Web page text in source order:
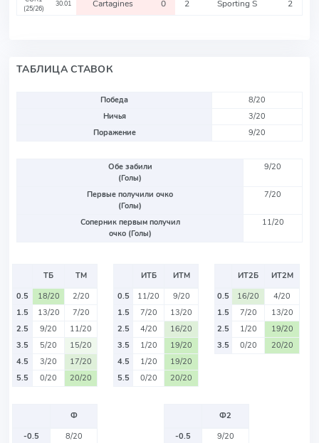
(25/26)
30.01 Cartagines 0 2 Sporting S 2
ТАБЛИЦА СТАВОК
Победа
8/20
Ничья
3/20
Поражение
9/20
Обе забили
(Голы)
9/20
Первые получили очко
(Голы)
7/20
Соперник первым получил
очко (Голы)
11/20
ТБ
ТМ
0.5
18/20
2/20
1.5
13/20
7/20
2.5
9/20
11/20
3.5
5/20
15/20
4.5
3/20
17/20
5.5
0/20 20/20
ИТБ
ИТМ
0.5
11/20
9/20
1.5
7/20
13/20
2.5
4/20
16/20
3.5
1/20
19/20
4.5
1/20
19/20
5.5
0/20 20/20
ИТ2Б
ИТ2М
0.5
16/20
4/20
1.5
7/20
13/20
2.5
1/20
19/20
3.5
0/20 20/20
Ф
-0.5
8/20
Ф2
-0.5
9/20